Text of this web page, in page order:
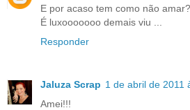
E por acaso tem como não
É luxooooooo demais viu ...
Responder
Jaluza Scrap 1 de abril de 2011
Amei!!!